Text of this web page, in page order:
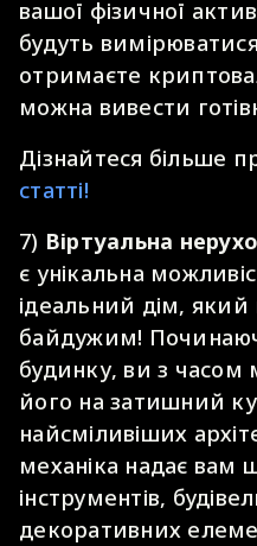
вашої фізичної
будуть
отримаєте
можна вивести
Дізнайтеся більше
статті!
7) Віртуальна
є унікальна
ідеальний дім,
байдужим!
будинку, ви з
його на затишний
найсміливіших
механіка надає вам
інструментів,
декоративних